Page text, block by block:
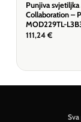
Punjiva
Collaboration –
MOD229TL-
111,24 €